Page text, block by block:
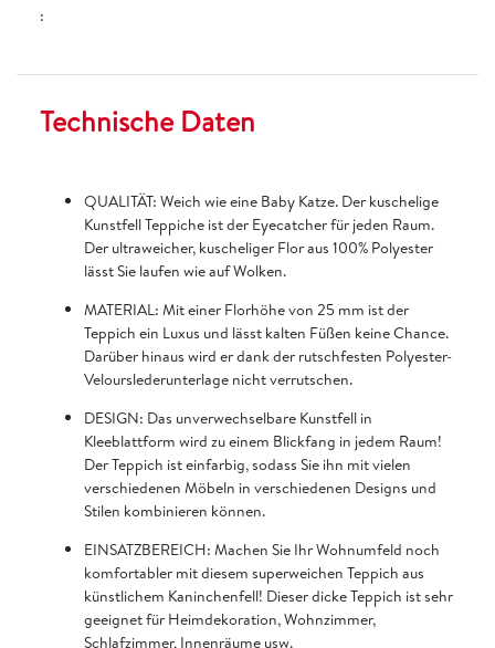
:
Technische Daten
QUALITÄT: Weich wie eine Baby Katze. Der kuschelige
Kunstfell Teppiche ist der Eyecatcher für jeden Raum.
Der ultraweicher, kuscheliger Flor aus 100% Polyester
lässt Sie laufen wie auf Wolken.
MATERIAL: Mit einer Florhöhe von 25 mm ist der
Teppich ein Luxus und lässt kalten Füßen keine Chance.
Darüber hinaus wird er dank der rutschfesten Polyester-
Velourslederunterlage nicht verrutschen.
DESIGN: Das unverwechselbare Kunstfell in
Kleeblattform wird zu einem Blickfang in jedem Raum!
Der Teppich ist einfarbig, sodass Sie ihn mit vielen
verschiedenen Möbeln in verschiedenen Designs und
Stilen kombinieren können.
EINSATZBEREICH: Machen Sie Ihr Wohnumfeld noch
komfortabler mit diesem superweichen Teppich aus
künstlichem Kaninchenfell! Dieser dicke Teppich ist sehr
geeignet für Heimdekoration, Wohnzimmer,
Schlafzimmer, Innenräume usw.